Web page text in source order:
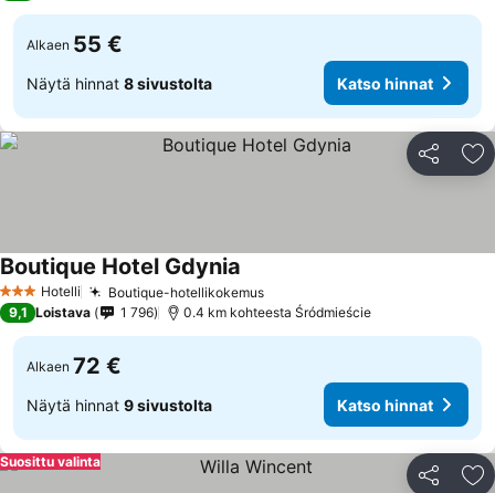
Alkaen 55 €
Näytä hinnat 8 sivustolta Katso hinnat
Jaa
3 Tähtiluokitus
Hotelli Boutique-hotellikokemusKatso hinnat
Boutique Hotel Gdynia
9,1 Loistava 1 796 0.4 km kohteesta Śródmieście
Alkaen 72 €
Näytä hinnat 9 sivustolta Katso hinnat
Jaa
Suosittu valinta